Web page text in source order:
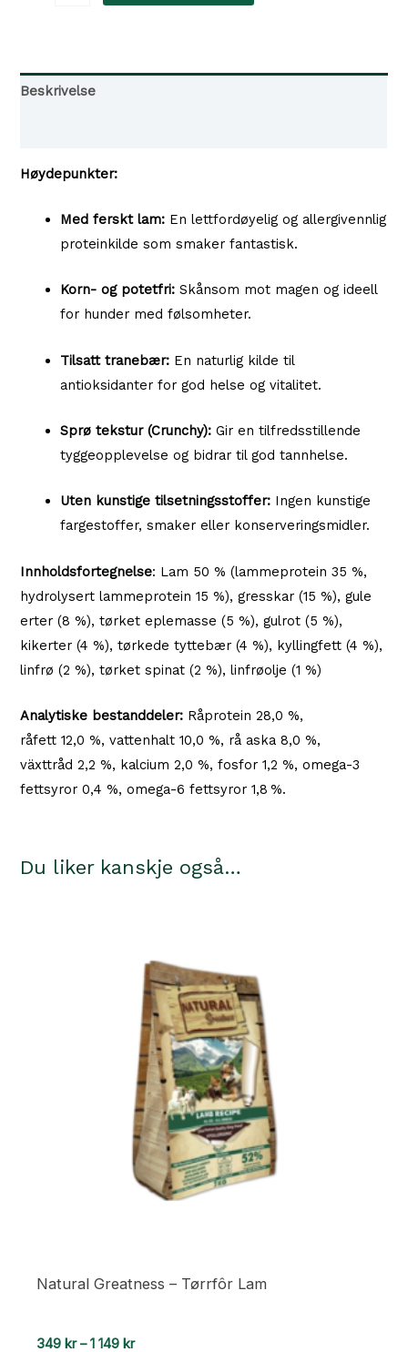
200g
Beskrivelse
Høydepunkter:
Med ferskt lam: En lettfordøyelig og allergivennlig
proteinkilde som smaker fantastisk.
Korn- og potetfri: Skånsom mot magen og ideell
for hunder med følsomheter.
Tilsatt tranebær: En naturlig kilde til
antioksidanter for god helse og vitalitet.
Sprø tekstur (Crunchy): Gir en tilfredsstillende
tyggeopplevelse og bidrar til god tannhelse.
Uten kunstige tilsetningsstoffer: Ingen kunstige
fargestoffer, smaker eller konserveringsmidler.
Innholdsfortegnelse: Lam 50 % (lammeprotein 35 %,
hydrolysert lammeprotein 15 %), gresskar (15 %), gule
erter (8 %), tørket eplemasse (5 %), gulrot (5 %),
kikerter (4 %), tørkede tyttebær (4 %), kyllingfett (4 %),
linfrø (2 %), tørket spinat (2 %), linfrøolje (1 %)
Analytiske bestanddeler: Råprotein 28,0 %,
råfett 12,0 %, vattenhalt 10,0 %, rå aska 8,0 %,
växttråd 2,2 %, kalcium 2,0 %, fosfor 1,2 %, omega-3
fettsyror 0,4 %, omega-6 fettsyror 1,8 %.
Du liker kanskje også…
Natural Greatness – Tørrfôr Lam
349 kr – 1 149 krPrisområde: